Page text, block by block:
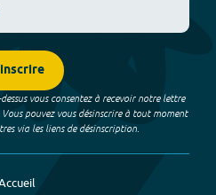
vous consentez à recevoir notre lettre
pouvez vous désinscrire à tout moment
via les liens de désinscription.